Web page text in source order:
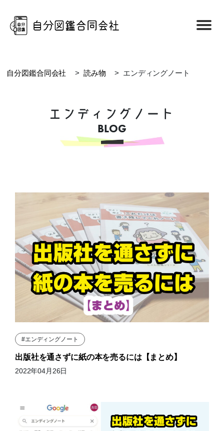
自分図鑑合同会社 > 読み物 > エンディングノート
エンディングノート
#エンディングノート
出版社を通さずに紙の本を売るには【まとめ】
2022年04月26日